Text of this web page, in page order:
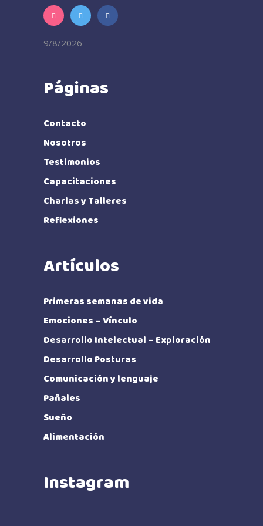
9/8/2026
Páginas
Contacto
Nosotros
Testimonios
Capacitaciones
Charlas y Talleres
Reflexiones
Artículos
Primeras semanas de vida
Emociones – Vínculo
Desarrollo Intelectual – Exploración
Desarrollo Posturas
Comunicación y lenguaje
Pañales
Sueño
Alimentación
Instagram